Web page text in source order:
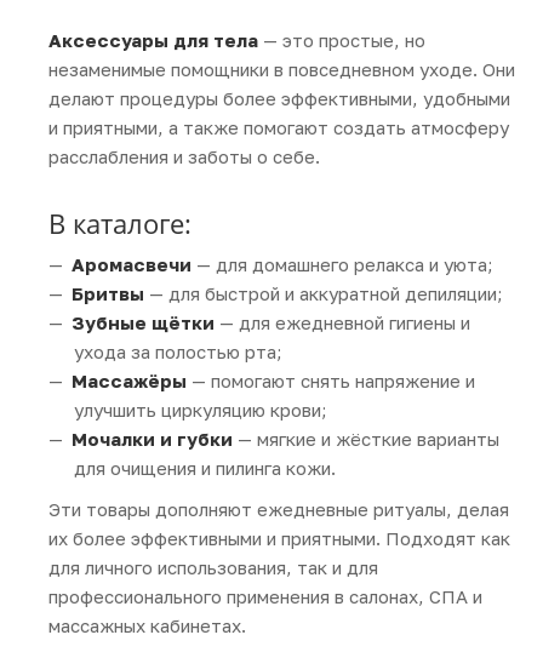
Аксессуары для тела — это простые, но
незаменимые помощники в повседневном уходе. Они
делают процедуры более эффективными, удобными
и приятными, а также помогают создать атмосферу
расслабления и заботы о себе.
В каталоге:
Аромасвечи — для домашнего релакса и уюта;
Бритвы — для быстрой и аккуратной депиляции;
Зубные щётки — для ежедневной гигиены и
ухода за полостью рта;
Массажёры — помогают снять напряжение и
улучшить циркуляцию крови;
Мочалки и губки — мягкие и жёсткие варианты
для очищения и пилинга кожи.
Эти товары дополняют ежедневные ритуалы, делая
их более эффективными и приятными. Подходят как
для личного использования, так и для
профессионального применения в салонах, СПА и
массажных кабинетах.